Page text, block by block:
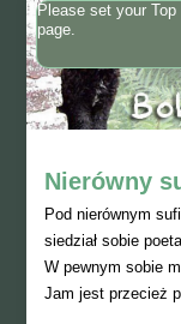
Please set your
page.
Nierówny
Pod nierównym
siedział sobie
W pewnym sobie
Jam jest przecież